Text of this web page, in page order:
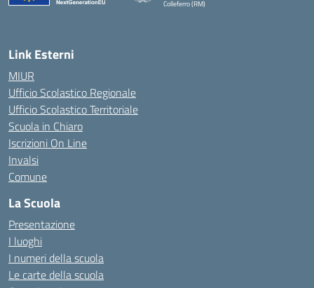
Colleferro (RM)
Link Esterni
MIUR
Ufficio Scolastico Regionale
Ufficio Scolastico Territoriale
Scuola in Chiaro
Iscrizioni On Line
Invalsi
Comune
La Scuola
Presentazione
I luoghi
I numeri della scuola
Le carte della scuola